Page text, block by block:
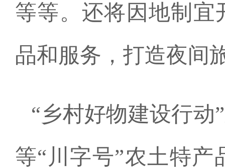
等等。还将因地制宜
品和服务，打造夜间
“乡村好物建设行
等“川字号”农土特